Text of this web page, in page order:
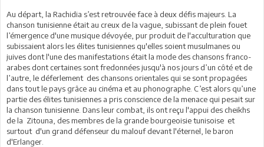
Au départ, la Rachidia s’est retrouvée face à deux défis majeurs. La
chanson tunisienne était au creux de la vague, subissant de plein fouet
l’émergence d'une musique dévoyée, pur produit de l'acculturation que
subissaient alors les élites tunisiennes qu'elles soient musulmanes ou
juives dont l'une des manifestations était la mode des chansons franco-
arabes dont certaines sont fredonnées jusqu'à nos jours d’un côté et de
l’autre, le déferlement des chansons orientales qui se sont propagées
dans tout le pays grâce au cinéma et au phonographe. C’est alors qu’une
partie des élites tunisiennes a pris conscience de la menace qui pesait sur
la chanson tunisienne. Dans leur combat, ils ont reçu l'appui des cheikhs
de la Zitouna, des membres de la grande bourgeoisie tunisoise et
surtout d'un grand défenseur du malouf devant l'éternel, le baron
d'Erlanger.